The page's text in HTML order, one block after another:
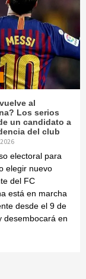
al
Los serios
un candidato a
del club
electoral para
elegir nuevo
del FC
está en marcha
desde el 9 de
desembocará en